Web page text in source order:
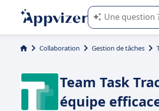
L'IA de Appvizer
Collaboration Gestion de tâches
Team Task
équipe